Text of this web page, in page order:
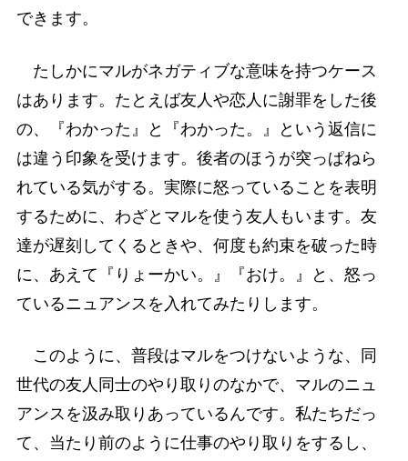
できます。
たしかにマルがネガティブな意味を持つケース
はあります。たとえば友人や恋人に謝罪をした後
の、『わかった』と『わかった。』という返信に
は違う印象を受けます。後者のほうが突っぱねら
れている気がする。実際に怒っていることを表明
するために、わざとマルを使う友人もいます。友
達が遅刻してくるときや、何度も約束を破った時
に、あえて『りょーかい。』『おけ。』と、怒っ
ているニュアンスを入れてみたりします。
このように、普段はマルをつけないような、同
世代の友人同士のやり取りのなかで、マルのニュ
アンスを汲み取りあっているんです。私たちだっ
て、当たり前のように仕事のやり取りをするし、